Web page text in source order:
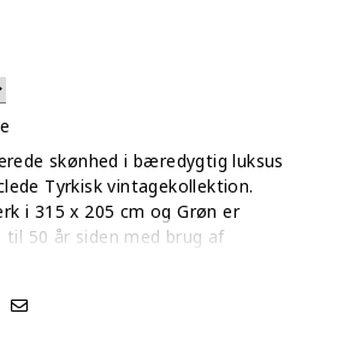
skønhed i bæredygtig luksus
Tyrkisk vintagekollektion.
i 315 x 205 cm og Grøn er
50 år siden med brug af
og traditionelle teknikker. Som
tæppe som et individuelt